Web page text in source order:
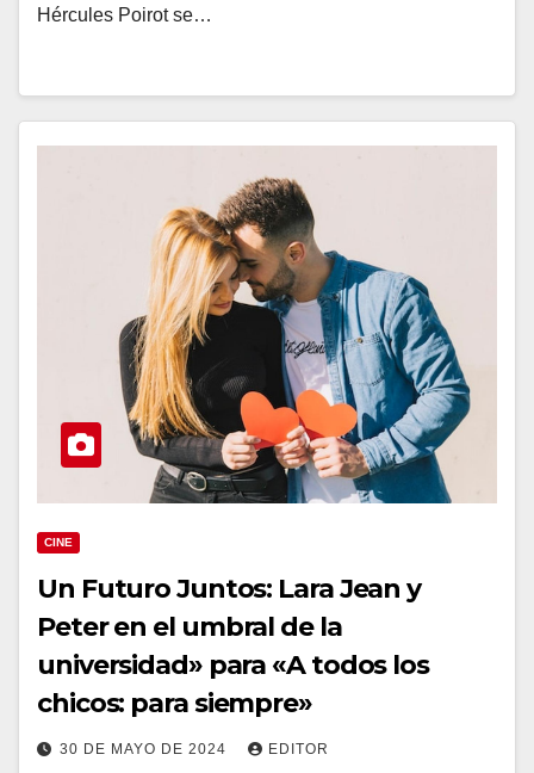
Hércules Poirot se…
CINE
Un Futuro Juntos: Lara Jean y
Peter en el umbral de la
universidad» para «A todos los
chicos: para siempre»
30 DE MAYO DE 2024 EDITOR